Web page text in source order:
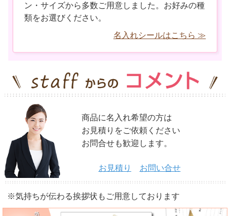
ン・サイズから多数ご用意しました。お好みの種
類をお選びください。
名入れシールはこちら ≫
商品に名入れ希望の方は
お見積りをご依頼ください
お問合せも歓迎します。
お見積り お問い合せ
※気持ちが伝わる挨拶状もご用意しております